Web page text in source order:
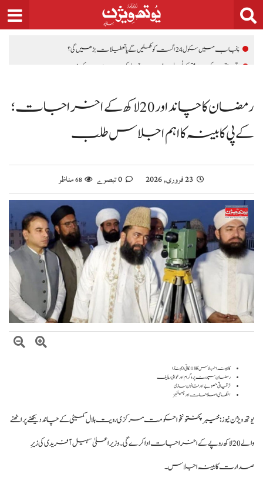
Skip
to
پنجاب میں سکول 24 اگست کو کھلیں گے یا تعطیلات بڑھیں گی؟
اقوام متحدہ کی سلامتی کونسل نے سوات حملے کی شدید مذمت کردی
وزیراعظم شہباز شریف سعودی ولی عہد کی دعوت پر سعودی عرب پہنچ گئے
حکومت کا پیٹرولیم مصنوعات کی قیمتوں میں کمی کا اعلان اطلاق 7 اگست سے ہوگا
پاکستان اور جاپان میں ترقیاتی تعاون بڑھانے پر اتفاق، ML-1 منصوبہ بھی
وفد کی ملاقات، تعاون بڑھانے پر تبادلہ خیال
ویانا میں یوم استحصال کشمیر کی تقریب، بھارتی اقدامات کے خلاف کشمیریوں
سے اظہارِ یکجہتی
اسحاق ڈار کی شاہ عبداللہ سے ملاقات، فلسطین اور مشرق وسطیٰ پر اہم تبادلہ خیال
9 لاکھ سے زائد بھارتی فوج کشمیری عوام پر مظالم ڈھا رہی ہے، عاصم افتخار
صومالی وزیر دفاع کا اعلیٰ عسکری قیادت سے ملاقات، دفاعی تعاون بڑھانے پر
رمضان کا چاند اور 20 لاکھ کے اخراجات؛
کے پی کابینہ کا اہم اجلاس طلب
23 فروری, 2026 0 تبصرے 68مناظر
کابینہ اجلاس کا 18 نکاتی ایجنڈا
رمضان سپورٹ پروگرام اور عوامی ریلیف
ترقیاتی منصوبے اور قانون سازی
انتظامی اصلاحات اور چیلنجز
یوتھ ویژن نیوز :خیبر پختونخواحکومت مرکزی رویت ہلال کمیٹی کے چاند دیکھنے پر اٹھنے
والے 20 لاکھ روپے کے اخراجات ادا کرے گی۔ وزیراعلیٰ سہیل آفریدی کی زیرِ
صدارت کابینہ اجلاس۔